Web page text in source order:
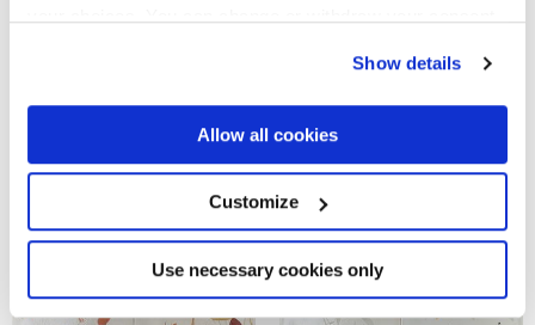
If you allow, we would also like to:
Collect information about your geographical
location which can be accurate to within several
Identify your device by actively scanning it for
specific characteristics (fingerprinting)
Find out more about how your personal data is processed
and set your preferences in thedetails section.
Show details
Allow all cookies
Customize
Use necessary cookies only